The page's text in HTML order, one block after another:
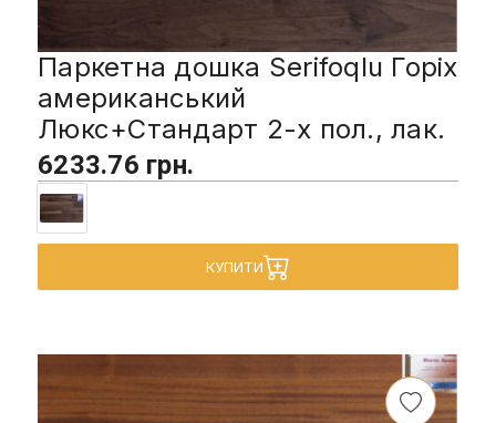
Паркетна дошка Serifoqlu Горіх
американський
Люкс+Стандарт 2-х пол., лак.
6233.76 грн.
КУПИТИ